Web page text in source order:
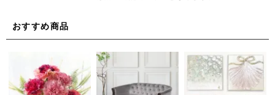
おすすめ商品